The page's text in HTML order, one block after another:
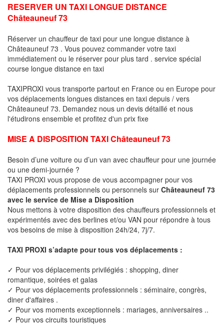
RESERVER UN TAXI LONGUE DISTANCE
Châteauneuf 73
Réserver un chauffeur de taxi pour une longue distance à
Châteauneuf 73 . Vous pouvez commander votre taxi
immédiatement ou le réserver pour plus tard . service spécial
course longue distance en taxi
TAXIPROXI vous transporte partout en France ou en Europe pour
vos déplacements longues distances en taxi depuis / vers
Châteauneuf 73. Demandez nous un devis détaillé et nous
l'étudirons ensemble et profitez d'un prix fixe
MISE A DISPOSITION TAXI Châteauneuf 73
Besoin d’une voiture ou d’un van avec chauffeur pour une journée
ou une demi-journée ?
TAXI PROXI vous propose de vous accompagner pour vos
déplacements professionnels ou personnels sur Châteauneuf 73
avec le service de Mise a Disposition
Nous mettons à votre disposition des chauffeurs professionnels et
expérimentés avec des berlines et/ou VAN pour répondre à tous
vos besoins de mise à disposition 24h/24, 7j/7.
TAXI PROXI s’adapte pour tous vos déplacements :
✓ Pour vos déplacements privilégiés : shopping, diner
romantique, soirées et galas
✓ Pour vos déplacements professionnels : séminaire, congrès,
diner d'affaires .
✓ Pour vos moments exceptionnels : mariages, anniversaires ..
✓ Pour vos circuits touristiques